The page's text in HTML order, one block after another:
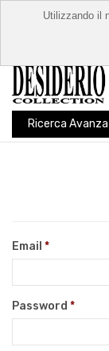
Ricerca
Email
Password
Utilizzando il